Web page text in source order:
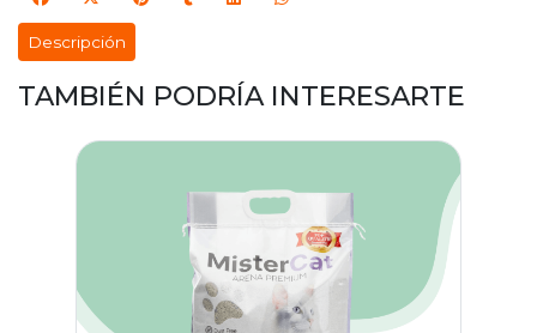
Descripción
TAMBIÉN PODRÍA INTERESARTE